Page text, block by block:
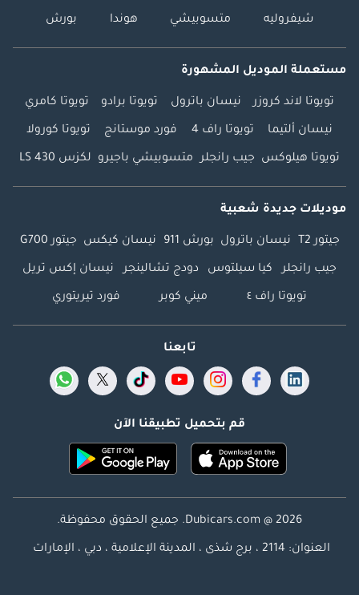
شيفروليه متسوبيشي هوندا بورش
مستعملة الموديل المشهورة
تويوتا لاند كروزر نيسان باترول تويوتا برادو تويوتا كامري
نيسان ألتيما تويوتا راف 4 فورد موستانج تويوتا كورولا
تويوتا هيلوكس جيب رانجلر متسوبيشي باجيرو لكزس LS 430
موديلات جديدة شعبية
جيتور T2 نيسان باترول بورش 911 نيسان كيكس جيتور G700
جيب رانجلر كيا سيلتوس دودج تشالينجر نيسان إكس تريل
تويوتا راف ٤ ميني كوبر فورد تيريتوري
تابعنا
قم بتحميل تطبيقنا الآن
Dubicars.com @ 2026. جميع الحقوق محفوظة.
العنوان: 2114 ، برج شذى ، المدينة الإعلامية ، دبي ، الإمارات